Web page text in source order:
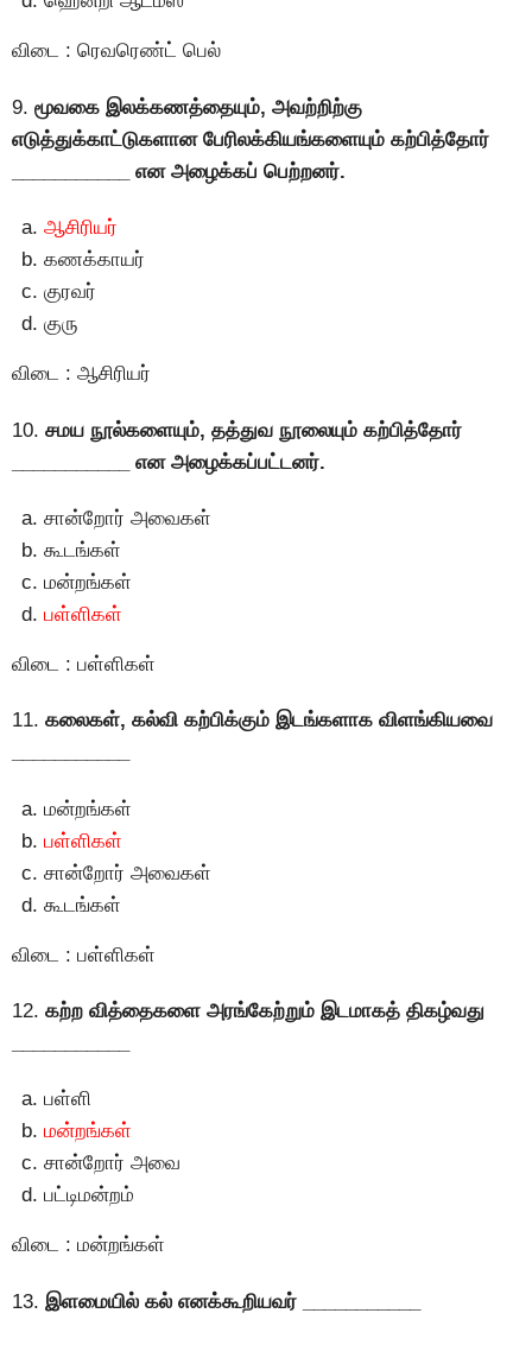
விடை : ரெவரெண்ட் பெல்
9. மூவகை இலக்கணத்தையும், அவற்றிற்கு
எடுத்துக்காட்டுகளான பேரிலக்கியங்களையும் கற்பித்தோர்
___________ என அழைக்கப் பெற்றனர்.
ஆசிரியர்
கணக்காயர்
குரவர்
குரு
விடை : ஆசிரியர்
10. சமய நூல்களையும், தத்துவ நூலையும் கற்பித்தோர்
___________ என அழைக்கப்பட்டனர்.
சான்றோர் அவைகள்
கூடங்கள்
மன்றங்கள்
பள்ளிகள்
விடை : பள்ளிகள்
11. கலைகள், கல்வி கற்பிக்கும் இடங்களாக விளங்கியவை
மன்றங்கள்
பள்ளிகள்
சான்றோர் அவைகள்
கூடங்கள்
விடை : பள்ளிகள்
12. கற்ற வித்தைகளை அரங்கேற்றும் இடமாகத் திகழ்வது
பள்ளி
மன்றங்கள்
சான்றோர் அவை
பட்டிமன்றம்
விடை : மன்றங்கள்
13. இளமையில் கல் எனக்கூறியவர் ___________